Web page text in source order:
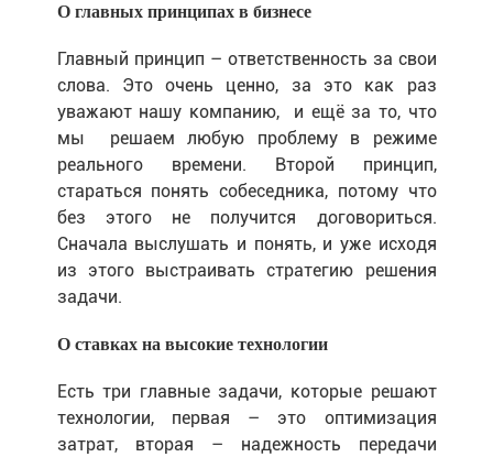
О главных принципах в бизнесе
Главный принцип – ответственность за свои
слова. Это очень ценно, за это как раз
уважают нашу компанию,
и ещё за то, что
мы
решаем любую проблему в режиме
реального времени. Второй принцип,
стараться понять собеседника, потому что
без этого не получится договориться.
Сначала выслушать и понять, и уже исходя
из этого выстраивать стратегию решения
задачи.
О ставках на высокие технологии
Есть три главные задачи, которые решают
технологии, первая – это оптимизация
затрат, вторая – надежность передачи